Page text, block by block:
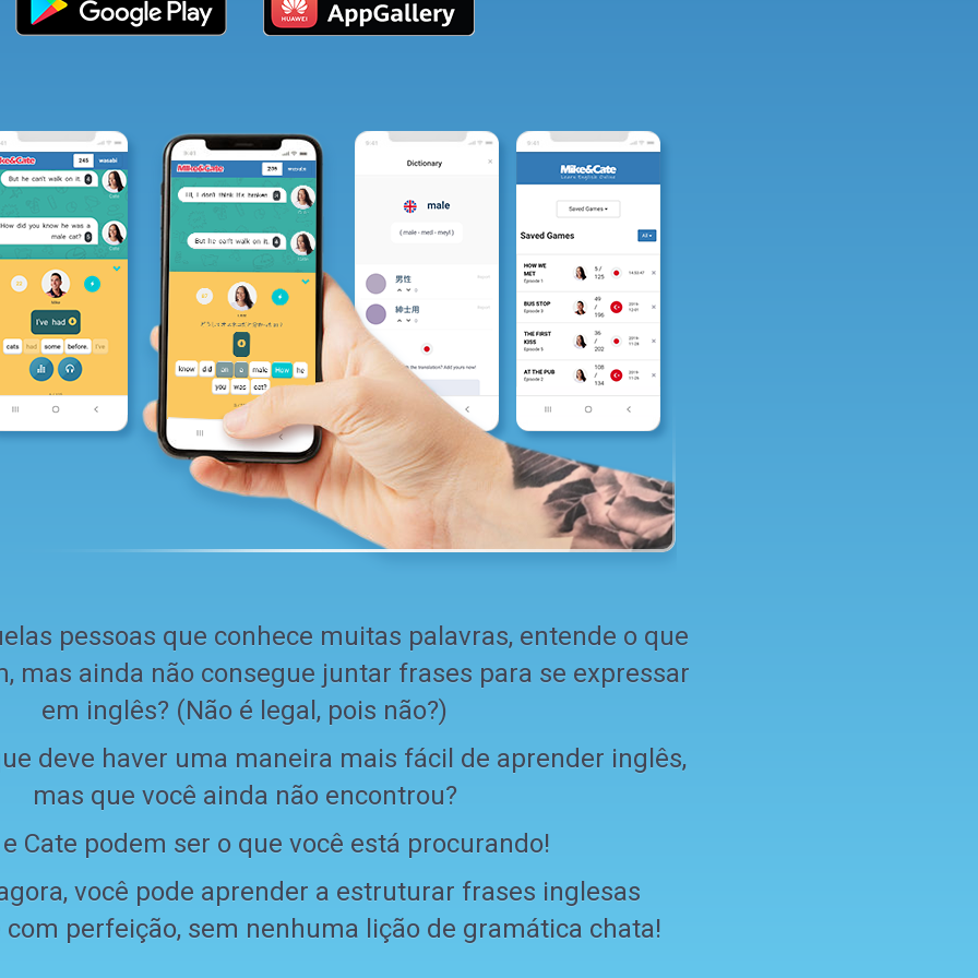
pessoas que conhece muitas palavras, entende o que
mas ainda não consegue juntar frases para se expressar
em inglês? (Não é legal, pois não?)
deve haver uma maneira mais fácil de aprender inglês,
mas que você ainda não encontrou?
Cate podem ser o que você está procurando!
você pode aprender a estruturar frases inglesas
perfeição, sem nenhuma lição de gramática chata!